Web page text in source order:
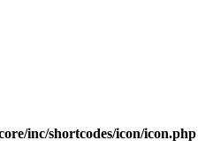
inc/shortcodes/icon/icon.php